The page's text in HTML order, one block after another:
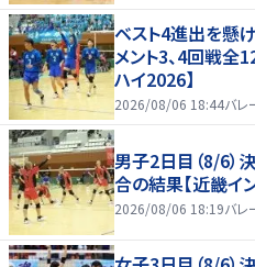
ベスト4進出を懸
メント3、4回戦全
ハイ2026】
2026/08/06 18:44バレ
男子2日目（8/6）
合の結果【近畿イ
2026/08/06 18:19バレ